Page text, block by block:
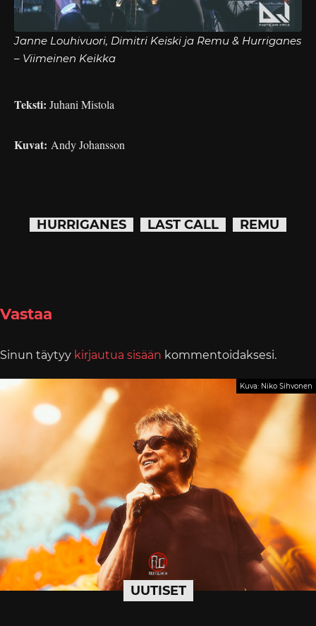
Janne Louhivuori, Dimitri Keiski ja Remu & Hurriganes
– Viimeinen Keikka
Teksti: Juhani Mistola
Kuvat: Andy Johansson
HURRIGANES LAST CALL REMU
Vastaa
Sinun täytyy kirjautua sisään kommentoidaksesi.
UUTISET
Kuva: Niko Sihvonen